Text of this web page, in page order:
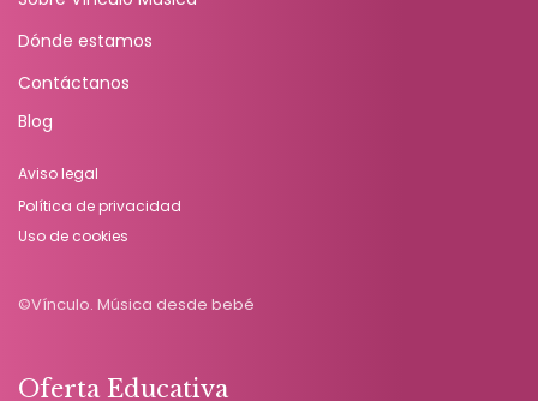
Dónde estamos
Contáctanos
Blog
Aviso legal
Política de privacidad
Uso de cookies
©Vínculo. Música desde bebé
Oferta Educativa